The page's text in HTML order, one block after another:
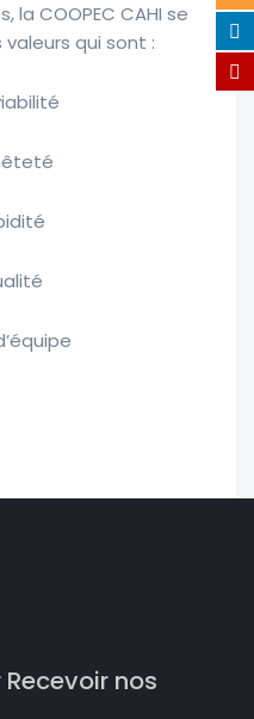
la COOPEC CAHI se
qui sont :
nos